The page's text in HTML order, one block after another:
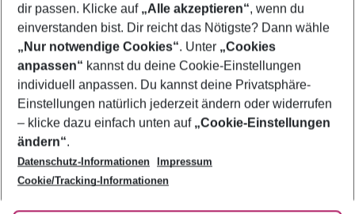
Footer
Footer navigation
Über uns
AGB
Bestpreisgarantie
Cookie-Einstellungen ändern
Cookie-Richtlinie
Agenturbetreuung
Barrierefreies Reisen
Folge uns
dir passen. Klicke auf „Alle akzeptieren“, wenn du
einverstanden bist. Dir reicht das Nötigste? Dann wähle
„Nur notwendige Cookies“. Unter „Cookies
anpassen“ kannst du deine Cookie-Einstellungen
individuell anpassen. Du kannst deine Privatsphäre-
Einstellungen natürlich jederzeit ändern oder widerrufen
– klicke dazu einfach unten auf „Cookie-Einstellungen
ändern“.
Datenschutz-Informationen
Impressum
Cookie/Tracking-Informationen